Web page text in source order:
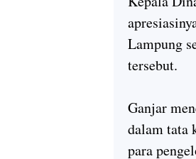
Lampung
tersebut.
Ganjar
dalam tata
para